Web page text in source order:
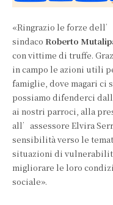
«Ringrazio le forze
sindaco Roberto
con vittime di truffe.
in campo le azioni utili
famiglie, dove magari ci
possiamo difenderci
ai nostri parroci, alla
all’assessore Elvira
sensibilità verso le
situazioni di
migliorare le loro
sociale».